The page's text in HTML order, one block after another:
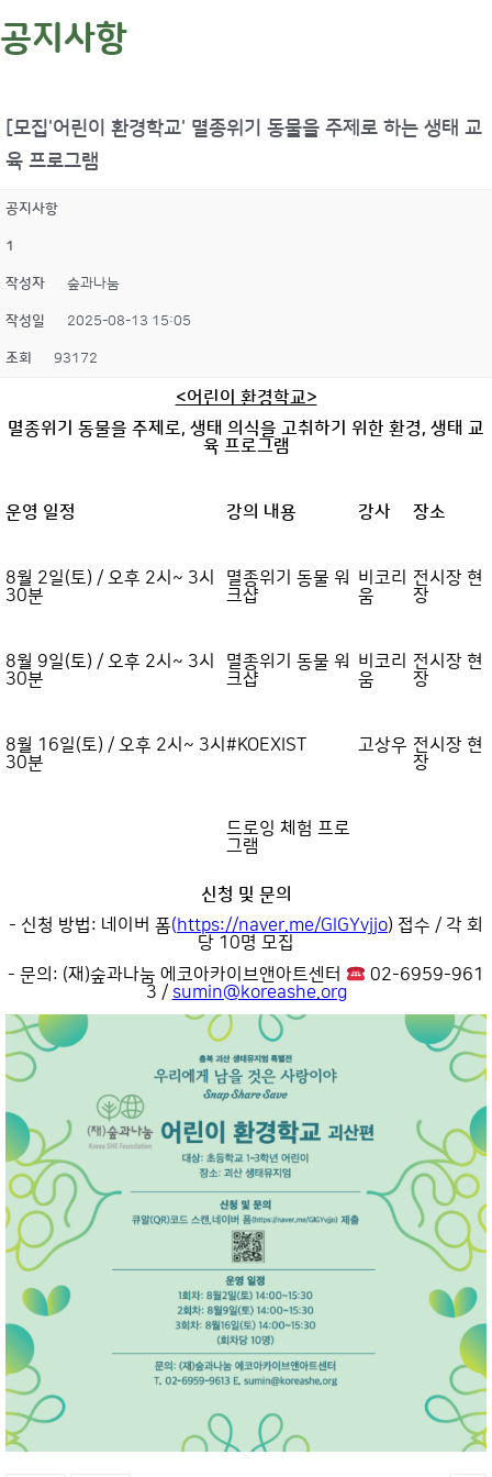
공지사항
[모집'어린이 환경학교' 멸종위기 동물을 주제로 하는 생태 교
육 프로그램
공지사항
1
작성자 숲과나눔
작성일 2025-08-13 15:05
조회 93172
<어린이 환경학교>
멸종위기 동물을 주제로, 생태 의식을 고취하기 위한 환경, 생태 교
육 프로그램
운영 일정 강의 내용 강사 장소
8월 2일(토) / 오후 2시~ 3시
30분
멸종위기 동물 워
크샵
비코리
움
전시장 현
장
8월 9일(토) / 오후 2시~ 3시
30분
멸종위기 동물 워
크샵
비코리
움
전시장 현
장
8월 16일(토) / 오후 2시~ 3시
30분
#KOEXIST
드로잉 체험 프로
그램
고상우 전시장 현
장
신청 및 문의
- 신청 방법: 네이버 폼(https://naver.me/GlGYvjjo) 접수 / 각 회
당 10명 모집
- 문의: (재)숲과나눔 에코아카이브앤아트센터
02-6959-961
3 / sumin@koreashe.org